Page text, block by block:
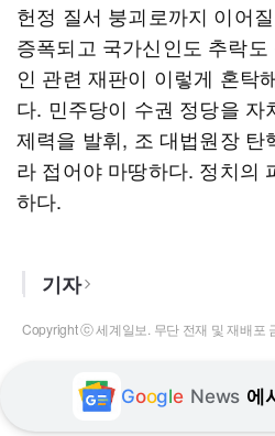
헌정 질서 붕괴로까지 이어
증폭되고 국가신인도 추락
인 관련 재판이 이렇게 혼탁
다. 민주당이 수권 정당을 자
제력을 발휘, 조 대법원장 탄
라 접어야 마땅하다. 정치의
하다.
기자
Copyright ⓒ 세계일보. 무단 전재 및 재배포
Google News 에